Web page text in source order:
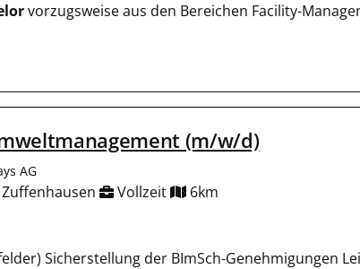
vorzugsweise aus den Bereichen Facility-
(m/w/d)
AG
Zuffenhausen Vollzeit 6km
Sicherstellung der BImSch-Genehmigungen